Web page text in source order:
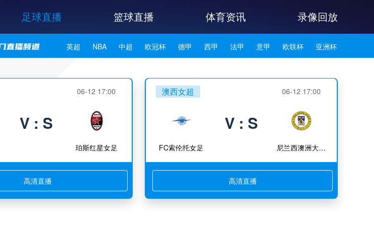
足球直播 篮球直播 体育资讯 录像回放
英超 NBA 中超 欧冠杯 德甲 西甲 法甲 意甲 欧联杯 亚洲杯
06-12 17:00
V : S
珀斯红星女足
高清直播
澳西女超 06-12 17:00
FC索伦托女足
V : S
尼兰西澳洲大学女足
高清直播